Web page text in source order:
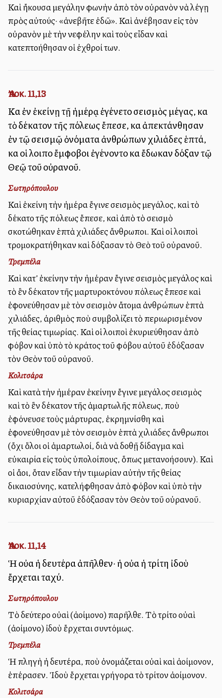
Καὶ ἤκουσα μεγάλην φωνὴν ἀπὸ τὸν οὐρανὸν νὰ λέγῃ
πρὸς αὐτούς· «ἀνεβῆτε ἐδῶ». Καὶ ἀνέβησαν εἰς τὸν
οὐρανὸν μὲ τὴν νεφέλην καὶ τοὺς εἶδαν καὶ
κατεπτοήθησαν οἱ ἐχθροί των.
Ἀποκ. 11,13
Καὶ ἐν ἐκείνῃ τῇ ἡμέρᾳ ἐγένετο σεισμὸς μέγας, καὶ
τὸ δέκατον τῆς πόλεως ἔπεσε, καὶ ἀπεκτάνθησαν
ἐν τῷ σεισμῷ ὀνόματα ἀνθρώπων χιλιάδες ἑπτά,
καὶ οἱ λοιποὶ ἔμφοβοι ἐγένοντο καὶ ἔδωκαν δόξαν τῷ
Θεῷ τοῦ οὐρανοῦ.
Σωτηρόπουλου
Καὶ ἐκείνη τὴν ἡμέρα ἔγινε σεισμὸς μεγάλος, καὶ τὸ
δέκατο τῆς πόλεως ἔπεσε, καὶ ἀπὸ τὸ σεισμὸ
σκοτώθηκαν ἑπτὰ χιλιάδες ἄνθρωποι. Καὶ οἱ λοιποὶ
τρομοκρατήθηκαν καὶ δόξασαν τὸ Θεὸ τοῦ οὐρανοῦ.
Τρεμπέλα
Καὶ κατ’ ἐκείνην τὴν ἡμέραν ἔγινε σεισμὸς μεγάλος καὶ
τὸ ἓν δέκατον τῆς μαρτυροκτόνου πόλεως ἔπεσε καὶ
ἐφονεύθησαν μὲ τὸν σεισμὸν ἄτομα ἀνθρώπων ἑπτὰ
χιλιάδες, ἀριθμὸς ποὺ συμβολίζει τὸ περιωρισμένον
τῆς θείας τιμωρίας. Καὶ οἱ λοιποὶ ἐκυριεύθησαν ἀπὸ
φόβον καὶ ὑπὸ τὸ κράτος τοῦ φόβου αὐτοῦ ἐδόξασαν
τὸν Θεὸν τοῦ οὐρανοῦ.
Κολιτσάρα
Καὶ κατὰ τὴν ἡμέραν ἐκείνην ἔγινε μεγάλος σεισμὸς
καὶ τὸ ἓν δέκατον τῆς ἁμαρτωλῆς πόλεως, ποὺ
ἐφόνευσε τοὺς μάρτυρας, ἐκρημνίσθη καὶ
ἐφονεύθησαν μὲ τὸν σεισμὸν ἑπτὰ χιλιάδες ἄνθρωποι
(ὄχι ὅλοι οἱ ἁμαρτωλοί, διὰ νὰ δοθῇ δίδαγμα καὶ
εὐκαιρία εἰς τοὺς ὑπολοίπους, ὅπως μετανοήσουν). Καὶ
οἱ ἄλλοι, ὅταν εἶδαν τὴν τιμωρίαν αὐτὴν τῆς θείας
δικαιοσύνης, κατελήφθησαν ἀπὸ φόβον καὶ ὑπὸ τὴν
κυριαρχίαν αὐτοῦ ἐδόξασαν τὸν Θεὸν τοῦ οὐρανοῦ.
Ἀποκ. 11,14
Ἡ οὐαὶ ἡ δευτέρα ἀπῆλθεν· ἡ οὐαὶ ἡ τρίτη ἰδοὺ
ἔρχεται ταχύ.
Σωτηρόπουλου
Τὸ δεύτερο οὐαὶ (ἀλλοίμονο) παρῆλθε. Τὸ τρίτο οὐαὶ
(ἀλλοίμονο) ἰδοὺ ἔρχεται συντόμως.
Τρεμπέλα
Ἡ πληγὴ ἡ δευτέρα, ποὺ ὀνομάζεται οὐαὶ καὶ ἀλλοίμονον,
ἐπέρασεν. Ἰδοὺ ἔρχεται γρήγορα τὸ τρίτον ἀλλοίμονον.
Κολιτσάρα